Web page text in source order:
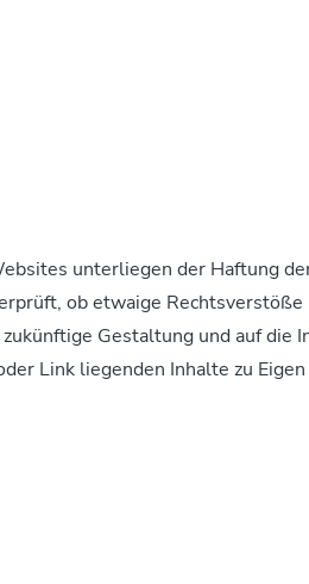
unterliegen der Haftung
ob etwaige
Gestaltung und auf die
Link liegenden Inhalte zu